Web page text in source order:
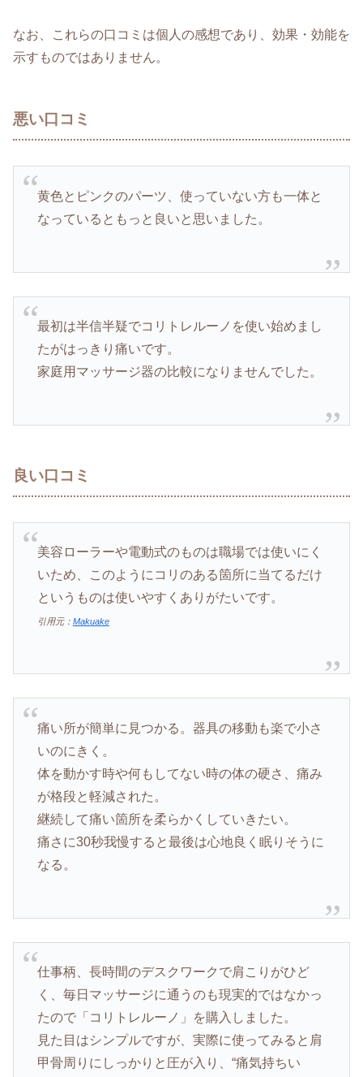
なお、これらの口コミは個人の感想であり、効果・効能を
示すものではありません。
悪い口コミ
黄色とピンクのパーツ、使っていない方も一体と
なっているともっと良いと思いました。
最初は半信半疑でコリトレルーノを使い始めまし
たがはっきり痛いです。
家庭用マッサージ器の比較になりませんでした。
良い口コミ
美容ローラーや電動式のものは職場では使いにく
いため、このようにコリのある箇所に当てるだけ
というものは使いやすくありがたいです。
引用元： Makuake
痛い所が簡単に見つかる。器具の移動も楽で小さ
いのにきく。
体を動かす時や何もしてない時の体の硬さ、痛み
が格段と軽減された。
継続して痛い箇所を柔らかくしていきたい。
痛さに30秒我慢すると最後は心地良く眠りそうに
なる。
仕事柄、長時間のデスクワークで肩こりがひど
く、毎日マッサージに通うのも現実的ではなかっ
たので「コリトレルーノ」を購入しました。
見た目はシンプルですが、実際に使ってみると肩
甲骨周りにしっかりと圧が入り、“痛気持ちい